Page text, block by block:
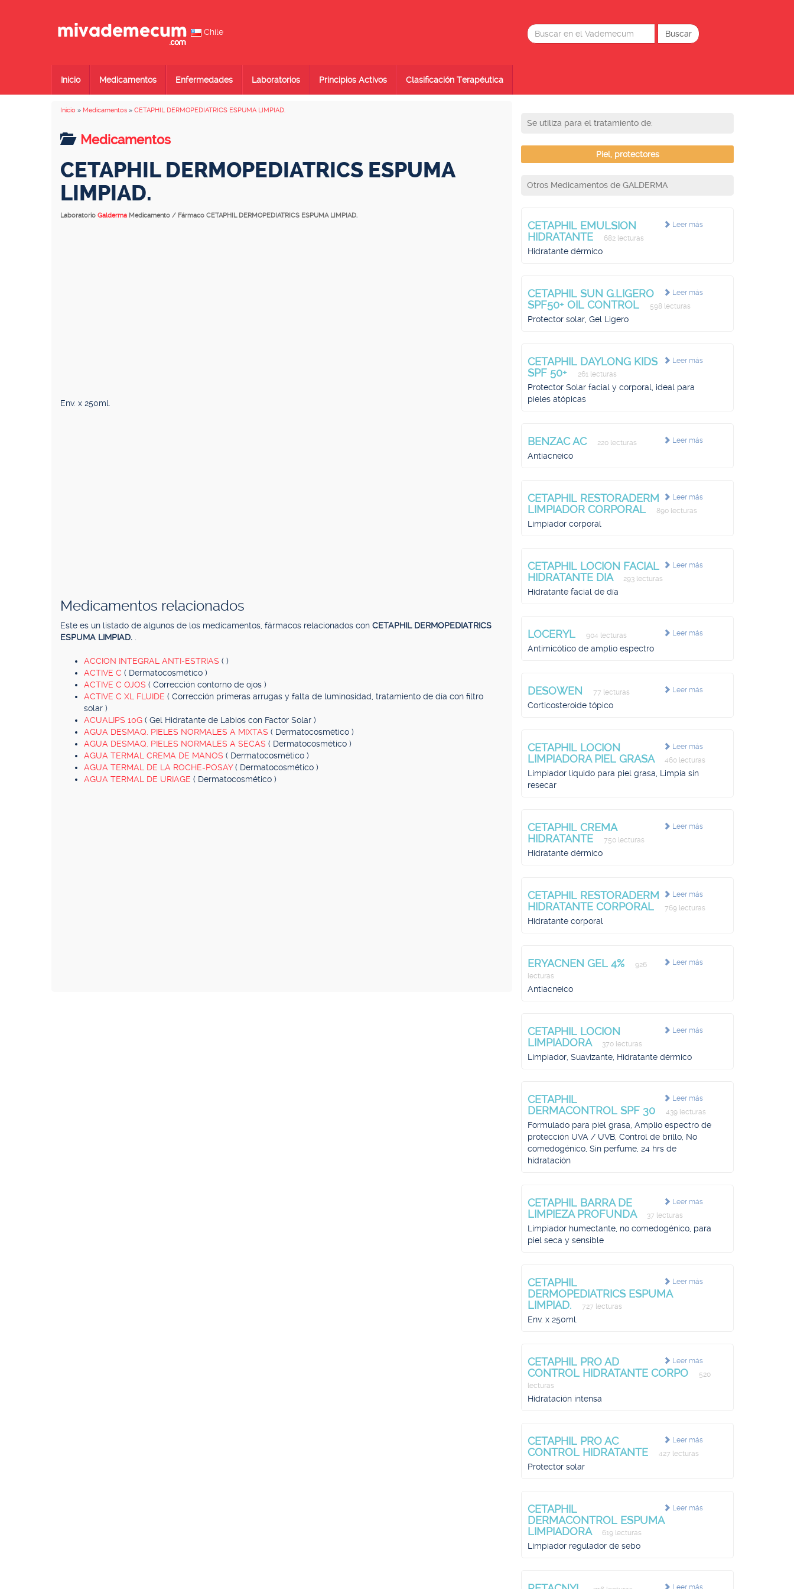
Chile
Inicio Medicamentos Enfermedades Laboratorios Principios Activos Clasificación Terapéutica
Inicio » Medicamentos » CETAPHIL DERMOPEDIATRICS ESPUMA LIMPIAD.
Medicamentos
CETAPHIL DERMOPEDIATRICS ESPUMA
LIMPIAD.
Laboratorio Galderma Medicamento / Fármaco CETAPHIL DERMOPEDIATRICS ESPUMA LIMPIAD.
Env. x 250ml.
Medicamentos relacionados
Este es un listado de algunos de los medicamentos, fármacos relacionados con CETAPHIL DERMOPEDIATRICS
ESPUMA LIMPIAD.
ACCION INTEGRAL ANTI-ESTRIAS ( )
ACTIVE C ( Dermatocosmético )
ACTIVE C OJOS ( Corrección contorno de ojos )
ACTIVE C XL FLUIDE ( Corrección primeras arrugas y falta de luminosidad, tratamiento de día con filtro
solar )
ACUALIPS 10G ( Gel Hidratante de Labios con Factor Solar )
AGUA DESMAQ. PIELES NORMALES A MIXTAS ( Dermatocosmético )
AGUA DESMAQ. PIELES NORMALES A SECAS ( Dermatocosmético )
AGUA TERMAL CREMA DE MANOS ( Dermatocosmético )
AGUA TERMAL DE LA ROCHE-POSAY( Dermatocosmético )
AGUA TERMAL DE URIAGE ( Dermatocosmético )
Se utiliza para el tratamiento de:
Piel, protectores
Otros Medicamentos de GALDERMA
Leer más
CETAPHIL EMULSION
HIDRATANTE
682 lecturas
Hidratante dérmico
Leer más
CETAPHIL SUN G.LIGERO
SPF50+ OIL CONTROL
598 lecturas
Protector solar, Gel Ligero
Leer más
CETAPHIL DAYLONG KIDS
SPF 50+
261 lecturas
Protector Solar facial y corporal, ideal para
pieles atópicas
Leer más
BENZAC AC 220 lecturas
Antiacneico
Leer más
CETAPHIL RESTORADERM
LIMPIADOR CORPORAL
890 lecturas
Limpiador corporal
Leer más
CETAPHIL LOCION FACIAL
HIDRATANTE DIA
293 lecturas
Hidratante facial de día
Leer más
LOCERYL 904 lecturas
Antimicótico de amplio espectro
Leer más
DESOWEN 77 lecturas
Corticosteroide tópico
Leer más
CETAPHIL LOCION
LIMPIADORA PIEL GRASA
460 lecturas
Limpiador líquido para piel grasa, Limpia sin
resecar
Leer más
CETAPHIL CREMA
HIDRATANTE
750 lecturas
Hidratante dérmico
Leer más
CETAPHIL RESTORADERM
HIDRATANTE CORPORAL
769 lecturas
Hidratante corporal
Leer más
ERYACNEN GEL 4%
926
lecturas
Antiacneico
Leer más
CETAPHIL LOCION
LIMPIADORA
370 lecturas
Limpiador, Suavizante, Hidratante dérmico
Leer más
CETAPHIL
DERMACONTROL SPF 30
439 lecturas
Formulado para piel grasa, Amplio espectro de
protección UVA / UVB, Control de brillo, No
comedogénico, Sin perfume, 24 hrs de
hidratación
Leer más
CETAPHIL BARRA DE
LIMPIEZA PROFUNDA
37 lecturas
Limpiador humectante, no comedogénico, para
piel seca y sensible
Leer más
CETAPHIL
DERMOPEDIATRICS ESPUMA
LIMPIAD.
727 lecturas
Env. x 250ml.
Leer más
CETAPHIL PRO AD
CONTROL HIDRATANTE CORPO
520
lecturas
Hidratación intensa
Leer más
CETAPHIL PRO AC
CONTROL HIDRATANTE
427 lecturas
Protector solar
Leer más
CETAPHIL
DERMACONTROL ESPUMA
LIMPIADORA
619 lecturas
Limpiador regulador de sebo
Leer más